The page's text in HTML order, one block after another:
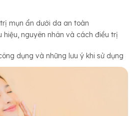
mụn ẩn dưới da an toàn
hiệu, nguyên nhân và cách điều trị
dụng và những lưu ý khi sử dụng